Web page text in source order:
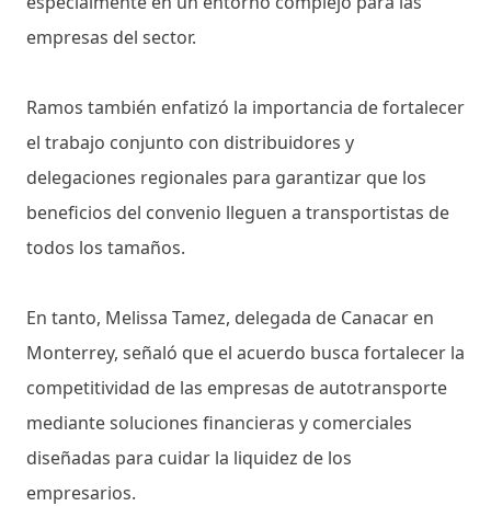
empresas del sector.
Ramos también enfatizó la importancia de fortalecer
el trabajo conjunto con distribuidores y
delegaciones regionales para garantizar que los
beneficios del convenio lleguen a transportistas de
todos los tamaños.
En tanto, Melissa Tamez, delegada de Canacar en
Monterrey, señaló que el acuerdo busca fortalecer la
competitividad de las empresas de autotransporte
mediante soluciones financieras y comerciales
diseñadas para cuidar la liquidez de los
empresarios.